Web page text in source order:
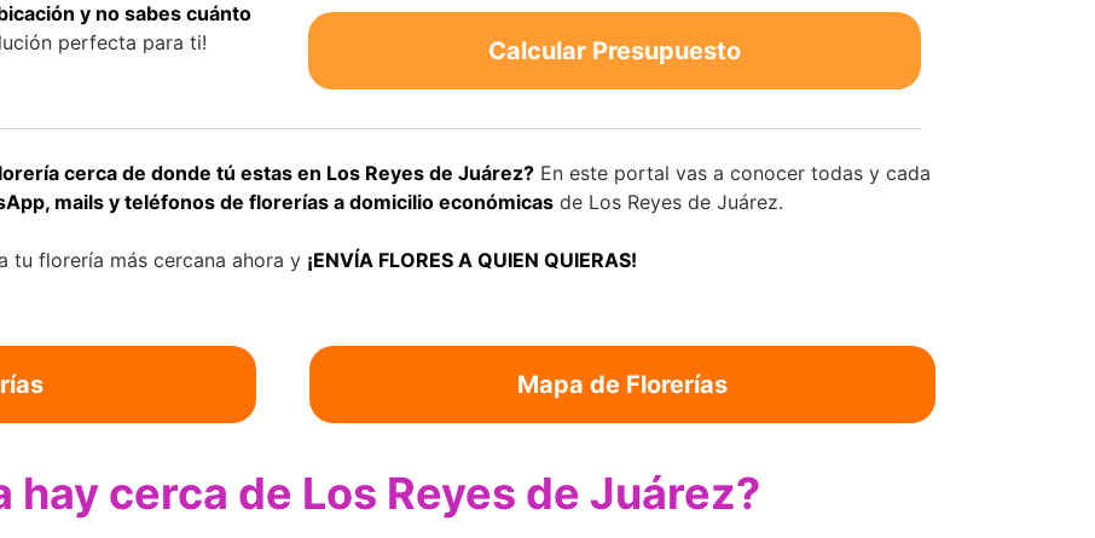
y no sabes cuánto
perfecta para ti! Calcular Presupuesto
cerca de donde tú estas en Los Reyes de Juárez? En este portal vas a conocer todas y cada
mails y teléfonos de florerías a domicilio económicasde Los Reyes de Juárez.
tu florería más cercana ahora y ¡ENVÍA FLORES A QUIEN QUIERAS!
Mapa de Florerías
hay cerca de Los Reyes de Juárez?